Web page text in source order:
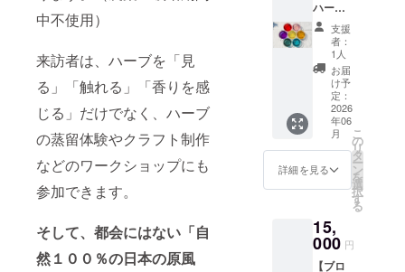
中不使用）
来訪者は、ハーブを「見
る」「触れる」「香りを感
じる」だけでなく、ハーブ
の蒸留体験やクラフト制作
などのワークショップにも
参加できます。
そして、都会にはない「自
然１００％の日本の原風
り６ヶ
月以内
・原材
料名：
レモン
グラ
ス、バ
タフラ
ピー、
マンカ
モミー
ル等 ・
産地：
日本 ・
熊本県
美里町
馬場
1484 ・
リター
ン有効
期限：
令和8年
8月から
令和9年
8月末ま
で 【注
意事
より、
フレッ
シュ
たハー
ブ
ウォー
ターを
お持ち
帰りで
きま
す。 自
家製
ハーブ
ティー
セット
付きで
す。 ・
日程：
りなじ
む使い
心地。
ビンと
して水
平リサ
イクル
が可能
なサス
ティナ
ブルな
逸品で
むとい
つもの
日常が
ハーブ
園で採
れた
ハーブ
を使い
色鮮や
かにブ
レンド
し７色
揃えま
した
「カ
ラー
ハーブ
」とし
て、目
にも鮮
やかで
支援
者：
1人
お届
け予
定：
2026
年06
月
詳細を見る
こ
の
リ
タ
ー
ン
を
選
択
す
る
15,
000 円
【ブロ